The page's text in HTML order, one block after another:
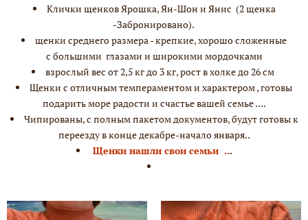
Клички щенков Ярошка, Ян-Шон и Янис (2 щенка
-Забронировано).
щенки среднего размера - крепкие, хорошо сложенные
с большими глазами и широкими мордочками
взрослый вес от 2,5 кг до 3 кг, рост в холке до 26 см
Щенки с отличным темпераментом и характером , готовы
подарить море радости и счастье вашей семье ....
Чипированы, с полным пакетом документов, будут готовы к
переезду в конце декабре-начало января..
Щенки нашли свои семьи ...